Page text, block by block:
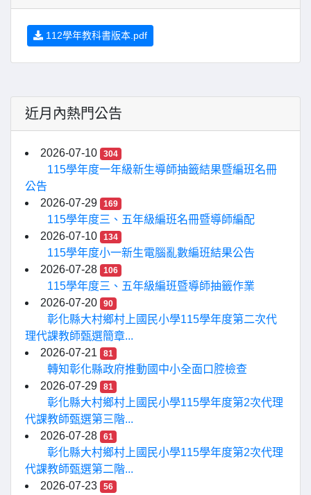
112學年教科書版本.pdf
近月內熱門公告
2026-07-10 304
115學年度一年級新生導師抽籤結果暨編班名冊
公告
2026-07-29
169
115學年度三、五年級編班名冊暨導師編配
2026-07-10
134
115學年度小一新生電腦亂數編班結果公告
2026-07-28
106
115學年度三、五年級編班暨導師抽籤作業
2026-07-20
90
彰化縣大村鄉村上國民小學115學年度第二次代
理代課教師甄選簡章...
2026-07-21
81
轉知彰化縣政府推動國中小全面口腔檢查
2026-07-29
81
彰化縣大村鄉村上國民小學115學年度第2次代理
代課教師甄選第三階...
2026-07-28
61
彰化縣大村鄉村上國民小學115學年度第2次代理
代課教師甄選第二階...
2026-07-23
56